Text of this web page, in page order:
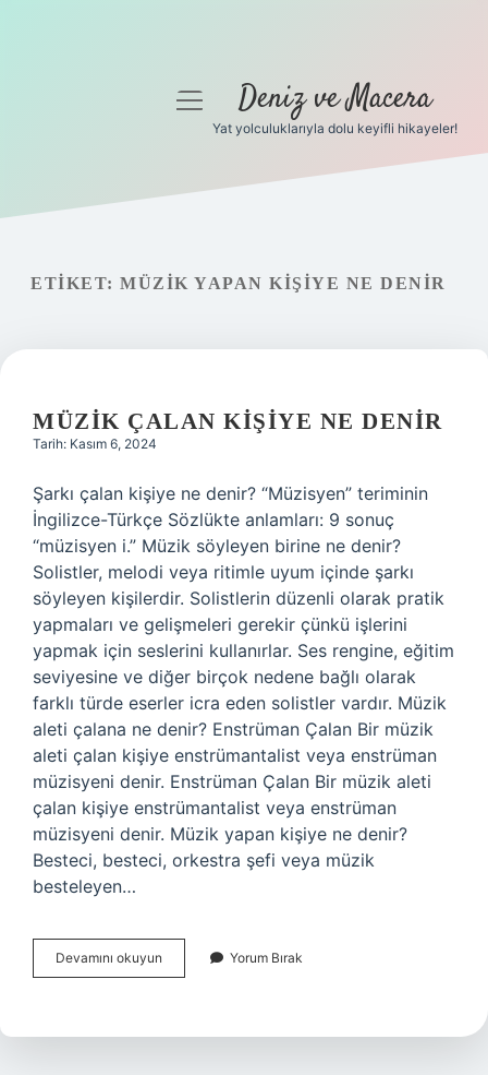
Gizlilik Politikası
menüyüDeniz ve Macera
Yat yolculuklarıyla dolu keyifli hikayeler!
ETIKET: MÜZIK YAPAN KIŞIYE NE DENIR
MÜZIK ÇALAN KIŞIYE NE DENIR
Tarih: Kasım 6, 2024
Şarkı çalan kişiye ne denir? “Müzisyen” teriminin
İngilizce-Türkçe Sözlükte anlamları: 9 sonuç
“müzisyen i.” Müzik söyleyen birine ne denir?
Solistler, melodi veya ritimle uyum içinde şarkı
söyleyen kişilerdir. Solistlerin düzenli olarak pratik
yapmaları ve gelişmeleri gerekir çünkü işlerini
yapmak için seslerini kullanırlar. Ses rengine, eğitim
seviyesine ve diğer birçok nedene bağlı olarak
farklı türde eserler icra eden solistler vardır. Müzik
aleti çalana ne denir? Enstrüman Çalan Bir müzik
aleti çalan kişiye enstrümantalist veya enstrüman
müzisyeni denir. Enstrüman Çalan Bir müzik aleti
çalan kişiye enstrümantalist veya enstrüman
müzisyeni denir. Müzik yapan kişiye ne denir?
Besteci, besteci, orkestra şefi veya müzik
besteleyen…
Devamını okuyun
Çalan
Denir
Yorum Bırak